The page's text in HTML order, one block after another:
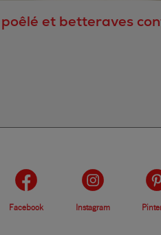
et betteraves
Facebook Instagram